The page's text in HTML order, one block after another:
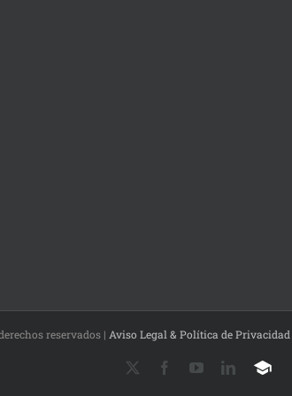
reservados | Aviso Legal & Política de Privacidad
FacebookYouTubeLinkedIn
Campus